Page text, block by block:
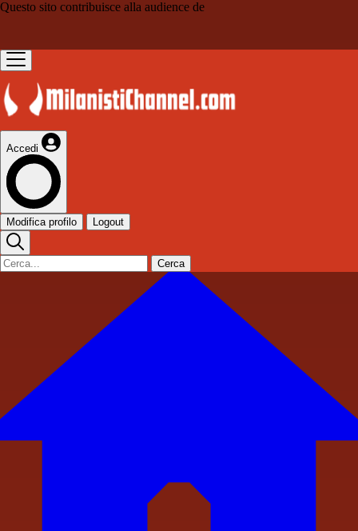
Questo sito contribuisce alla audience de
Accedi
Modifica profilo Logout
Cerca